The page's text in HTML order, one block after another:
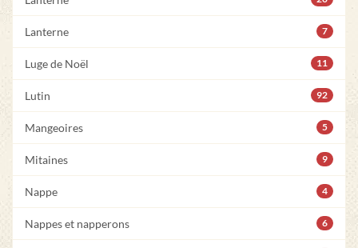
Lanterne 7
Luge de Noël 11
Lutin 92
Mangeoires 5
Mitaines 9
Nappe 4
Nappes et napperons 6